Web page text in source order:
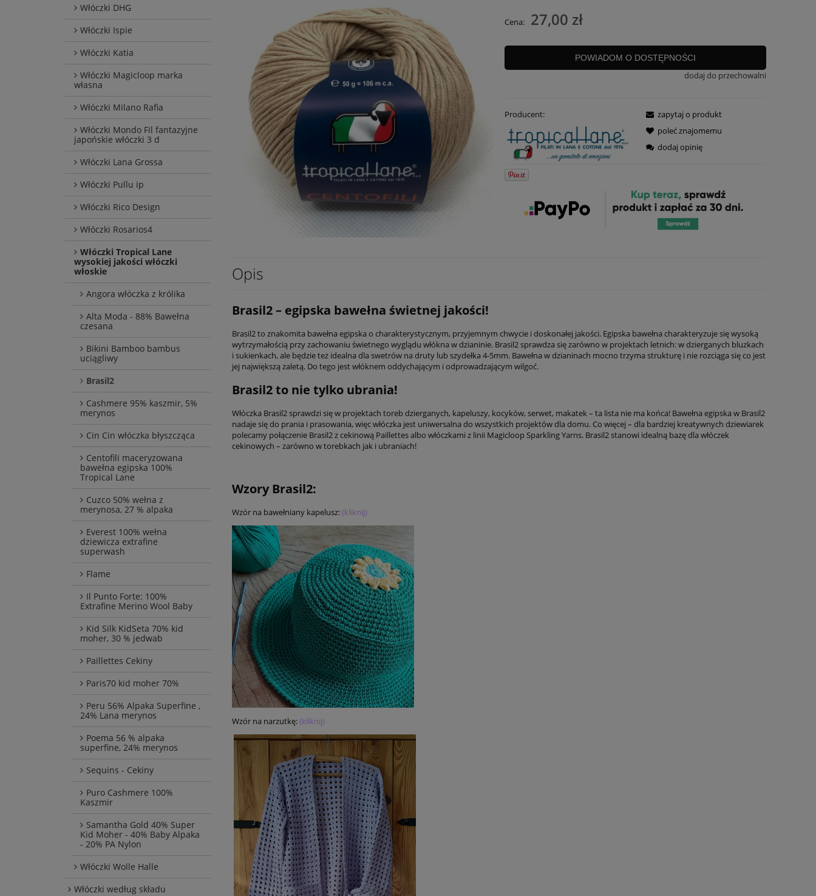
Włóczki DHG
Włóczki Ispie
Włóczki Katia
Włóczki Magicloop marka
własna
Włóczki Milano Rafia
Włóczki Mondo Fil fantazyjne
japońskie włóczki 3 d
Włóczki Lana Grossa
Włóczki Pullu ip
Włóczki Rico Design
Włóczki Rosarios4
Włóczki Tropical Lane
wysokiej jakości włóczki
włoskie
Angora włóczka z królika
Alta Moda - 88% Bawełna
czesana
Bikini Bamboo bambus
uciągliwy
Brasil2
Cashmere 95% kaszmir, 5%
merynos
Cin Cin włóczka błyszcząca
Centofili maceryzowana
bawełna egipska 100%
Tropical Lane
Cuzco 50% wełna z
merynosa, 27 % alpaka
Everest 100% wełna
dziewicza extrafine
superwash
Flame
Il Punto Forte: 100%
Extrafine Merino Wool Baby
Kid Silk KidSeta 70% kid
moher, 30 % jedwab
Paillettes Cekiny
Paris70 kid moher 70%
Peru 56% Alpaka Superfine ,
24% Lana merynos
Poema 56 % alpaka
superfine, 24% merynos
Sequins - Cekiny
Puro Cashmere 100%
Kaszmir
Samantha Gold 40% Super
Kid Moher - 40% Baby Alpaka
- 20% PA Nylon
Włóczki Wolle Halle
Włóczki według składu
Cena: 27,00 zł
POWIADOM O DOSTĘPNOŚCI
dodaj do przechowalni
Producent:
zapytaj o produkt
poleć znajomemu
dodaj opinię
Opis
Brasil2 – egipska bawełna świetnej jakości!
Brasil2 to znakomita bawełna egipska o charakterystycznym, przyjemnym chwycie i doskonałej jakości. Egipska bawełna charakteryzuje się wysoką
wytrzymałością przy zachowaniu świetnego wyglądu włókna w dzianinie. Brasil2 sprawdza się zarówno w projektach letnich: w dzierganych bluzkach
i sukienkach, ale będzie też idealna dla swetrów na druty lub szydełka 4-5mm. Bawełna w dzianinach mocno trzyma strukturę i nie rozciąga się co jest
jej największą zaletą. Do tego jest włóknem oddychającym i odprowadzającym wilgoć.
Brasil2 to nie tylko ubrania!
Włóczka Brasil2 sprawdzi się w projektach toreb dzierganych, kapeluszy, kocyków, serwet, makatek – ta lista nie ma końca! Bawełna egipska w Brasil2
nadaje się do prania i prasowania, więc włóczka jest uniwersalna do wszystkich projektów dla domu. Co więcej – dla bardziej kreatywnych dziewiarek
polecamy połączenie Brasil2 z cekinową Paillettes albo włóczkami z linii Magicloop Sparkling Yarns. Brasil2 stanowi idealną bazę dla włóczek
cekinowych – zarówno w torebkach jak i ubraniach!
Wzory Brasil2:
Wzór na bawełniany kapelusz:(kliknij)
Wzór na narzutkę:(kliknij)